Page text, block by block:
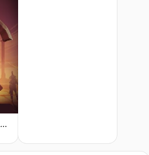
Bloodgrounds - Supporter Pack